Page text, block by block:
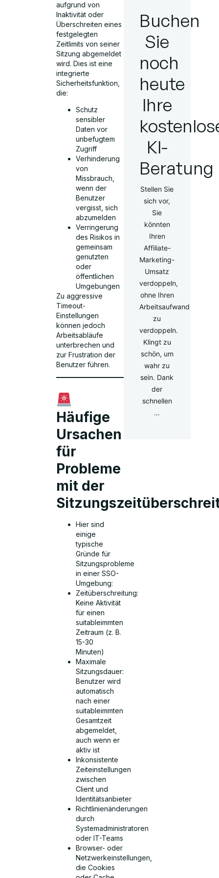
aufgrund von
Inaktivität oder
Überschreiten eines
festgelegten
Zeitlimits von seiner
Sitzung abgemeldet
wird. Dies ist eine
integrierte
Sicherheitsfunktion,
die:
Schutz
sensibler
Daten vor
unbefugtem
Zugriff
Verhinderung
von
Missbrauch,
wenn der
Benutzer
vergisst, sich
abzumelden
Verringerung
des Risikos in
gemeinsam
genutzten
oder
öffentlichen
Umgebungen
Zu aggressive
Timeout-
Einstellungen
können jedoch
Arbeitsabläufe
unterbrechen und
zur Frustration der
Benutzer führen.
Häufige
Ursachen
für
Probleme
mit der
Hier sind
einige
typische
Gründe für
Sitzungsprobleme
in einer SSO-
Umgebung:
Zeitüberschreitung:
Keine Aktivität
für einen
suitableimmten
Zeitraum (z. B.
15-30
Minuten)
Maximale
Sitzungsdauer:
Benutzer wird
automatisch
nach einer
suitableimmten
Gesamtzeit
abgemeldet,
auch wenn er
aktiv ist
Inkonsistente
Zeiteinstellungen
zwischen
Client und
Identitätsanbieter
Richtlinienänderungen
durch
Systemadministratoren
oder IT-Teams
Browser- oder
Netzwerkeinstellungen,
die Cookies
Buchen
Sie
noch
heute
Ihre
KI-
Beratung
Stellen Sie
sich vor,
Sie
könnten
Ihren
Affiliate-
Marketing-
Umsatz
verdoppeln,
ohne Ihren
Arbeitsaufwand
zu
verdoppeln.
Klingt zu
schön, um
wahr zu
sein. Dank
der
schnellen
…